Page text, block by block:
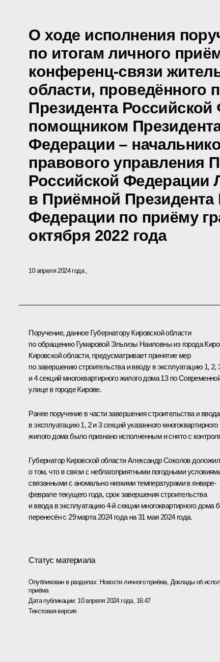
О ходе исполнения
по итогам личного
конференц-связи
области, проведённого
Президента
помощником
Федерации –
правового управления
Российской Федерации
в Приёмной Президента
Федерации по приёму
октября 2022 года
10 апреля 2024 года
Поручение, данное Губернатору Кировской области
по обращению Гумаровой Эльгизы Наиловны из города
Кировской области, предусматривает принятие мер
по завершению строительства и вводу в эксплуатацию 1, 2,
и 4 секций многоквартирного жилого дома 13 по
улице в городе Кирове.
Ранее поручение в части завершения строительства и ввода
в эксплуатацию 1, 2 и 3 секций указанного многоквартирного
жилого дома было признано исполненным и снято с
Губернатор Кировской области Александр Соколов доложил
о том, что в связи с неблагоприятными погодными
связанными с аномально низкими температурами в январе-
феврале текущего года, срок завершения строительства
и ввода в эксплуатацию 4-й секции многоквартирного дома
перенесён с 29 марта 2024 года на 31 мая 2024 года.
Статус материала
Опубликован в разделах: Новости личного приёма, Доклады об
приёма
Дата публикации: 10 апреля 2024 года, 16:47
Текстовая версия